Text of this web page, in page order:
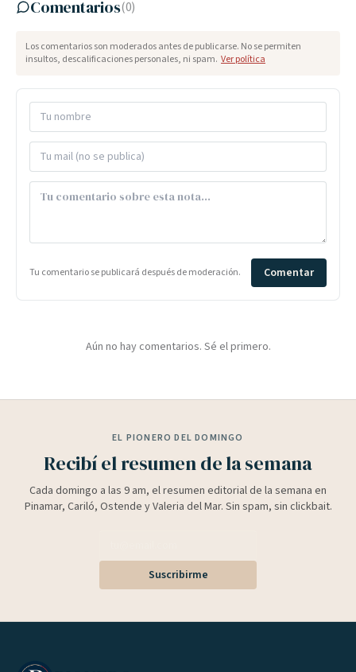
Comentarios(0)
Los comentarios son moderados antes de publicarse. No se permiten
insultos, descalificaciones personales, ni spam. Ver política
Tu comentario se publicará después de moderación. Comentar
Aún no hay comentarios. Sé el primero.
EL PIONERO DEL DOMINGO
Recibí el resumen de la semana
Cada domingo a las 9 am, el resumen editorial de la semana en
Pinamar, Cariló, Ostende y Valeria del Mar. Sin spam, sin clickbait.
Suscribirme